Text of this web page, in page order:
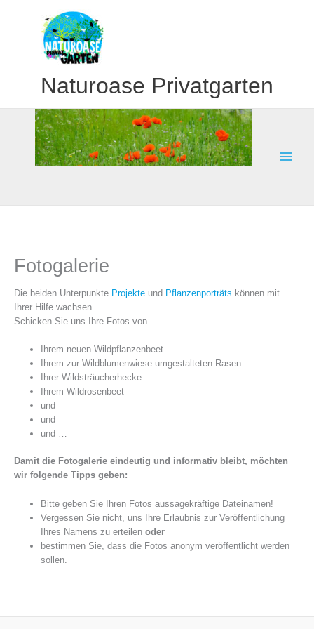
Naturoase Privatgarten
Fotogalerie
Die beiden Unterpunkte Projekte und Pflanzenporträts können mit
Ihrer Hilfe wachsen.
Schicken Sie uns Ihre Fotos von
Ihrem neuen Wildpflanzenbeet
Ihrem zur Wildblumenwiese umgestalteten Rasen
Ihrer Wildsträucherhecke
Ihrem Wildrosenbeet
und
und
und …
Damit die Fotogalerie eindeutig und informativ bleibt, möchten
wir folgende Tipps geben:
Bitte geben Sie Ihren Fotos aussagekräftige Dateinamen!
Vergessen Sie nicht, uns Ihre Erlaubnis zur Veröffentlichung
Ihres Namens zu erteilen oder
bestimmen Sie, dass die Fotos anonym veröffentlicht werden
sollen.